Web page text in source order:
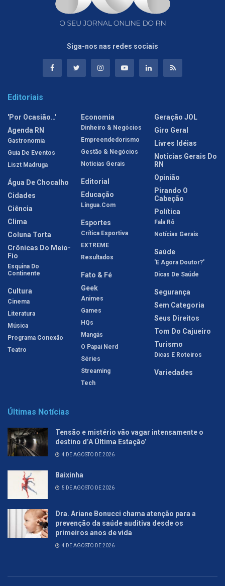
Siga-nos nas redes sociais
Editoriais
'Por Ocasião…'
Agenda RN
Gastronomia
Guia De Eventos
Liszt Madruga
Água De Chocalho
Cidades
Ciência
Clima
Coluna Torta
Crônicas Do Meio-
Fio
Esquina Do
Continente
Cultura
Cinema
Literatura
Música
Programa Conexão
Teatro
Economia
Dinheiro & Negócios
Empreendedorismo
Gestão & Negócios
Notícias Gerais
Editorial
Educação
Língua.com
Esportes
Crítica Esportiva
EXTREME
Resultados
Fato & Fé
Geek
Animes
Games
HQs
Mangás
O Papai Nerd
Séries
Streaming
Tech
Geração JOL
Giro Geral
Livres Idéias
Notícias Gerais Do
RN
Opinião
Pirando O
Cabeção
Política
Fala Rô
Notícias Gerais
Saúde
'E Agora Doutor?'
Dicas De Saúde
Segurança
Sem Categoria
Seus Direitos
Tom Do Cajueiro
Turismo
Dicas E Roteiros
Variedades
Últimas Notícias
Tensão e mistério vão vagar intensamente o
destino d’A Última Estação’
4 DE AGOSTO DE 2026
Baixinha
5 DE AGOSTO DE 2026
Dra. Ariane Bonucci chama atenção para a
prevenção da saúde auditiva desde os
primeiros anos de vida
4 DE AGOSTO DE 2026